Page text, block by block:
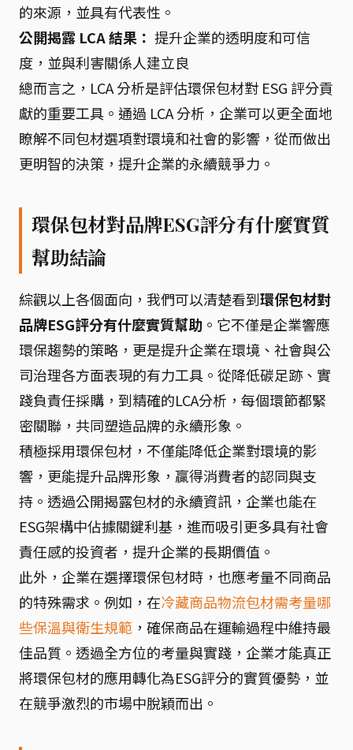
的來源，並具有代表性。
公開揭露 LCA 結果： 提升企業的透明度和可信
度，並與利害關係人建立良
總而言之，LCA 分析是評估環保包材對 ESG 評分貢
獻的重要工具。通過 LCA 分析，企業可以更全面地
瞭解不同包材選項對環境和社會的影響，從而做出
更明智的決策，提升企業的永續競爭力。
環保包材對品牌ESG評分有什麼實質
幫助結論
綜觀以上各個面向，我們可以清楚看到環保包材對
品牌ESG評分有什麼實質幫助 。它不僅是企業響應
環保趨勢的策略，更是提升企業在環境、社會與公
司治理各方面表現的有力工具。從降低碳足跡、實
踐負責任採購，到精確的LCA分析，每個環節都緊
密關聯，共同塑造品牌的永續形象。
積極採用環保包材，不僅能降低企業對環境的影
響，更能提升品牌形象，贏得消費者的認同與支
持。透過公開揭露包材的永續資訊，企業也能在
ESG架構中佔據關鍵利基，進而吸引更多具有社會
責任感的投資者，提升企業的長期價值。
此外，企業在選擇環保包材時，也應考量不同商品
的特殊需求。例如，在冷藏商品物流包材需考量哪
些保溫與衛生規範 ，確保商品在運輸過程中維持最
佳品質。透過全方位的考量與實踐，企業才能真正
將環保包材的應用轉化為ESG評分的實質優勢，並
在競爭激烈的市場中脫穎而出。